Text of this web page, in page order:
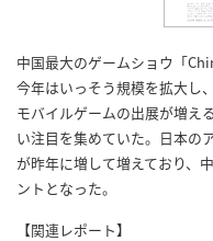
中国最大のゲームショウ「
今年はいっそう規模を拡大し
モバイルゲームの出展が増え
い注目を集めていた。日本の
が昨年に増して増えており、
ントとなった。
【関連レポート】